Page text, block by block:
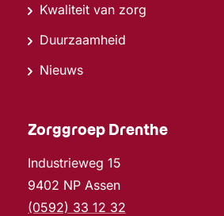
Kwaliteit van zorg
Duurzaamheid
Nieuws
Zorggroep Drenthe
Industrieweg 15
9402 NP Assen
(0592) 33 12 32